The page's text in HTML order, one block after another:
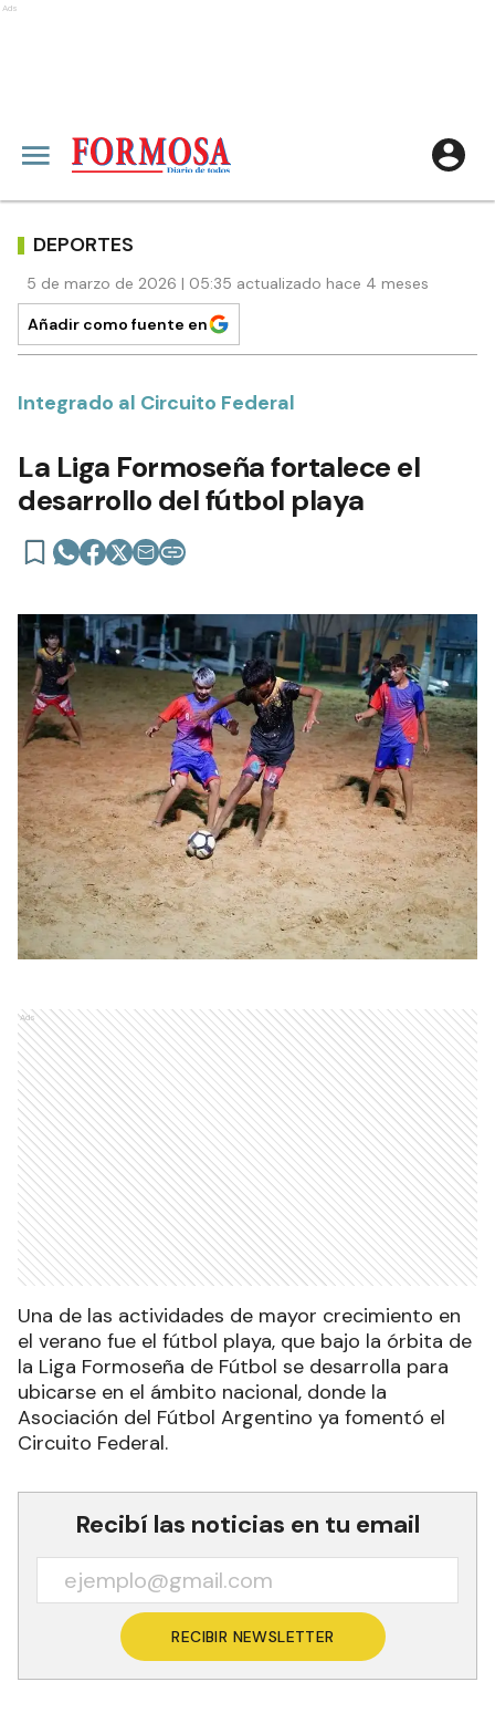
Ads
DEPORTES
5 de marzo de 2026 | 05:35 actualizado hace 4 meses
Añadir como fuente en
Integrado al Circuito Federal
La Liga Formoseña fortalece el
desarrollo del fútbol playa
Ads
Una de las actividades de mayor crecimiento en
el verano fue el fútbol playa, que bajo la órbita de
la Liga Formoseña de Fútbol se desarrolla para
ubicarse en el ámbito nacional, donde la
Asociación del Fútbol Argentino ya fomentó el
Circuito Federal.
Recibí las noticias en tu email
RECIBIR NEWSLETTER